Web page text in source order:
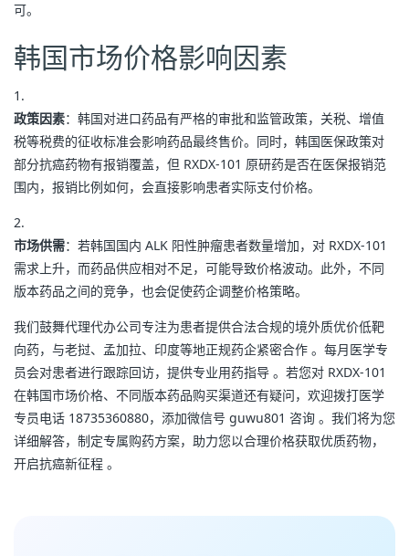
可。
韩国市场价格影响因素
政策因素：韩国对进口药品有严格的审批和监管政策，关税、增值
税等税费的征收标准会影响药品最终售价。同时，韩国医保政策对
部分抗癌药物有报销覆盖，但 RXDX-101 原研药是否在医保报销范
围内，报销比例如何，会直接影响患者实际支付价格。
市场供需：若韩国国内 ALK 阳性肿瘤患者数量增加，对 RXDX-101
需求上升，而药品供应相对不足，可能导致价格波动。此外，不同
版本药品之间的竞争，也会促使药企调整价格策略。
我们鼓舞代理代办公司专注为患者提供合法合规的境外质优价低靶
向药，与老挝、孟加拉、印度等地正规药企紧密合作 。每月医学专
员会对患者进行跟踪回访，提供专业用药指导 。若您对 RXDX-101
在韩国市场价格、不同版本药品购买渠道还有疑问，欢迎拨打医学
专员电话 18735360880，添加微信号 guwu801 咨询 。我们将为您
详细解答，制定专属购药方案，助力您以合理价格获取优质药物，
开启抗癌新征程 。